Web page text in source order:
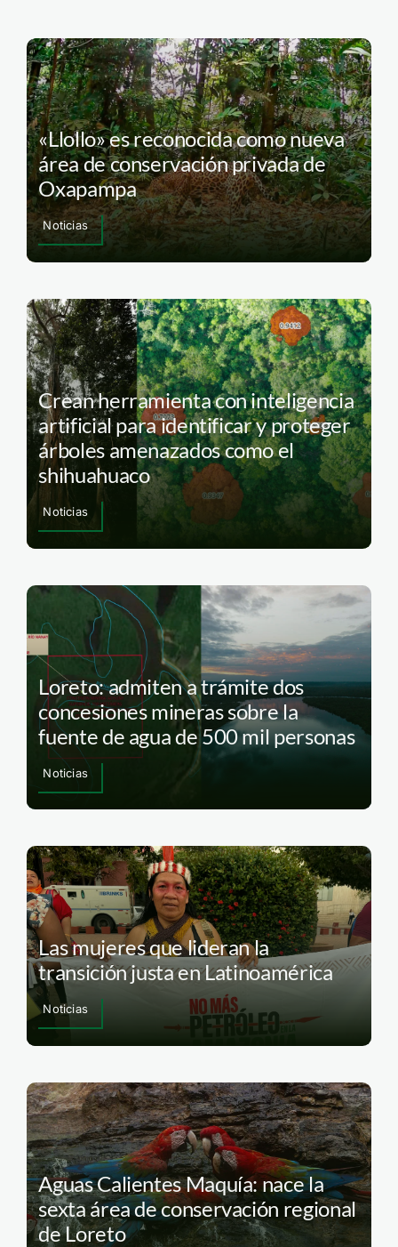
«Llollo» es reconocida como nueva
área de conservación privada de
Oxapampa
Noticias
Crean herramienta con inteligencia
artificial para identificar y proteger
árboles amenazados como el
shihuahuaco
Noticias
Loreto: admiten a trámite dos
concesiones mineras sobre la
fuente de agua de 500 mil personas
Noticias
Las mujeres que lideran la
transición justa en Latinoamérica
Noticias
Aguas Calientes Maquía: nace la
sexta área de conservación regional
de Loreto